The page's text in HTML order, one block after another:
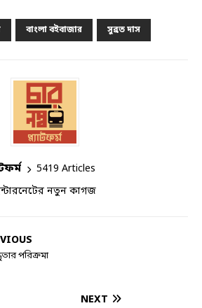
বাংলা বইবাজার সুব্রত দাস
5419 Articles
নতুন কাগজ
পরিক্রমা
NEXT